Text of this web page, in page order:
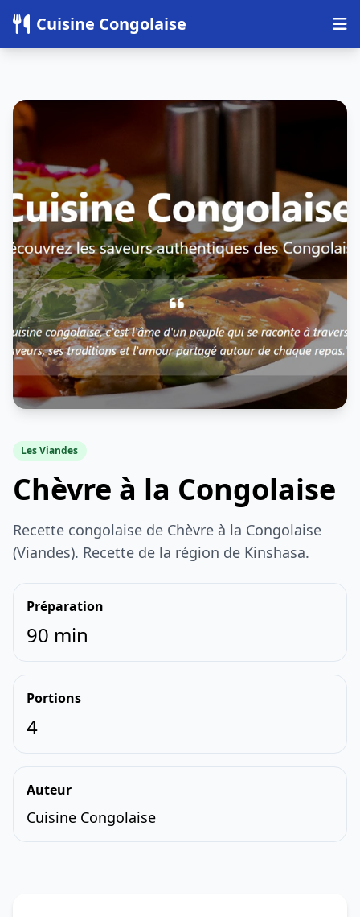
Cuisine Congolaise
Les Viandes
Chèvre à la Congolaise
Recette congolaise de Chèvre à la Congolaise
(Viandes). Recette de la région de Kinshasa.
Préparation
90 min
Portions
4
Auteur
Cuisine Congolaise